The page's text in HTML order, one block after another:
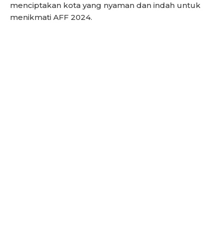
menciptakan kota yang nyaman dan indah untuk
menikmati AFF 2024.